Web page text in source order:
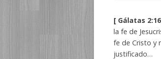
[ Gálatas
la fe de
fe de Cristo y
justificado…